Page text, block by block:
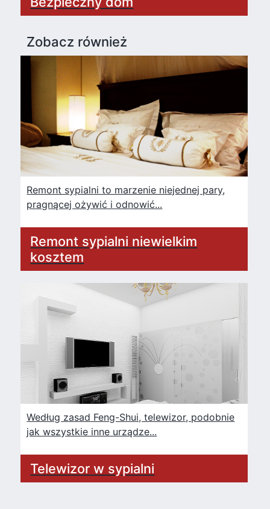
Zobacz również
Remont sypialni to marzenie niejednej pary,
pragnącej ożywić i odnowić...
Remont sypialni niewielkim
kosztem
Według zasad Feng-Shui, telewizor, podobnie
jak wszystkie inne urządze...
Telewizor w sypialni